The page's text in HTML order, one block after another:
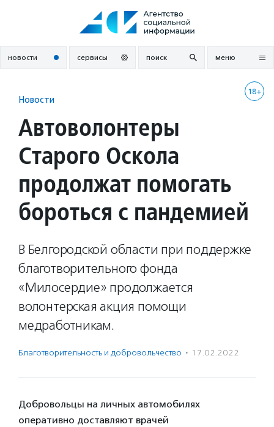
новости сервисы поиск меню
18+
Новости
Автоволонтеры
Старого Оскола
продолжат помогать
бороться с пандемией
В Белгородской области при поддержке
благотворительного фонда
«Милосердие» продолжается
волонтерская акция помощи
медработникам.
Благотвори­тель­ность и доброволь­чест­во · 17.02.2022
Добровольцы на личных автомобилях
оперативно доставляют врачей